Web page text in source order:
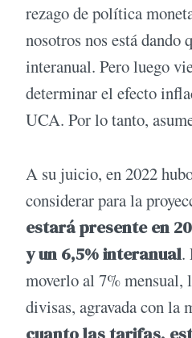
rezago de política
nosotros nos está
interanual. Pero luego
determinar el efecto
UCA. Por lo tanto,
A su juicio, en 2022
considerar para la
estará presente en
y un 6,5% interanual.
moverlo al 7% mensual,
divisas, agravada con la